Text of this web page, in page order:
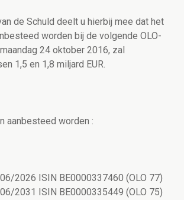
de Schuld deelt u hierbij mee dat het
worden bij de volgende OLO-
24 oktober 2016, zal
1,5 en 1,8 miljard EUR.
aanbesteed worden :
2026 ISIN BE0000337460 (OLO 77)
2031 ISIN BE0000335449 (OLO 75)